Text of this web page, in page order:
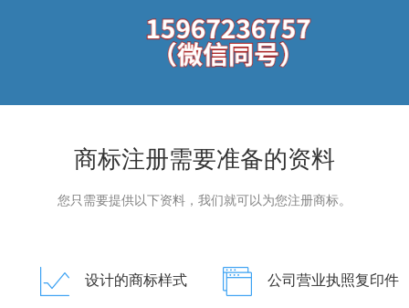
商标注册需要准备的资料
您只需要提供以下资料，我们就可以为您注册商标。
设计的商标样式 公司营业执照复印件